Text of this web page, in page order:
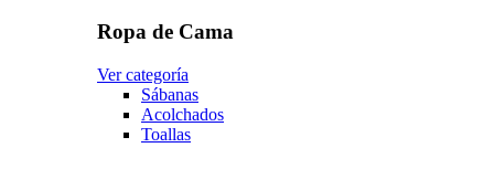
Ropa de Cama
Ver categoría
Sábanas
Acolchados
Toallas